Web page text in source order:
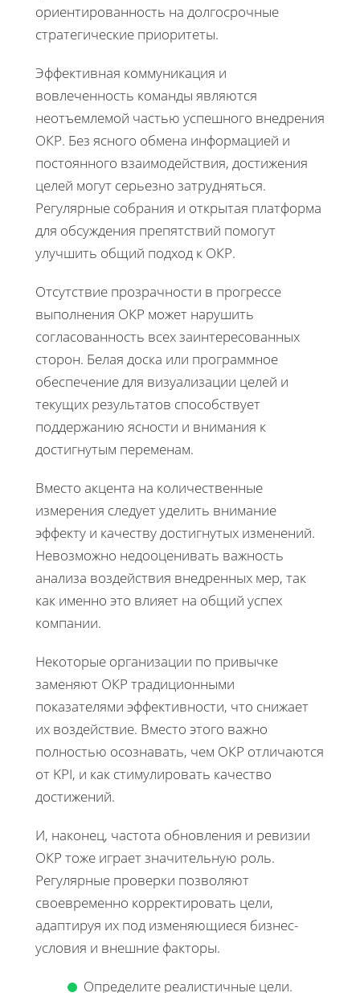
ориентированность на долгосрочные
стратегические приоритеты.
Эффективная коммуникация и
вовлеченность команды являются
неотъемлемой частью успешного внедрения
ОКР. Без ясного обмена информацией и
постоянного взаимодействия, достижения
целей могут серьезно затрудняться.
Регулярные собрания и открытая платформа
для обсуждения препятствий помогут
улучшить общий подход к ОКР.
Отсутствие прозрачности в прогрессе
выполнения ОКР может нарушить
согласованность всех заинтересованных
сторон. Белая доска или программное
обеспечение для визуализации целей и
текущих результатов способствует
поддержанию ясности и внимания к
достигнутым переменам.
Вместо акцента на количественные
измерения следует уделить внимание
эффекту и качеству достигнутых изменений.
Невозможно недооценивать важность
анализа воздействия внедренных мер, так
как именно это влияет на общий успех
компании.
Некоторые организации по привычке
заменяют ОКР традиционными
показателями эффективности, что снижает
их воздействие. Вместо этого важно
полностью осознавать, чем ОКР отличаются
от KPI, и как стимулировать качество
достижений.
И, наконец, частота обновления и ревизии
ОКР тоже играет значительную роль.
Регулярные проверки позволяют
своевременно корректировать цели,
адаптируя их под изменяющиеся бизнес-
условия и внешние факторы.
Определите реалистичные цели.